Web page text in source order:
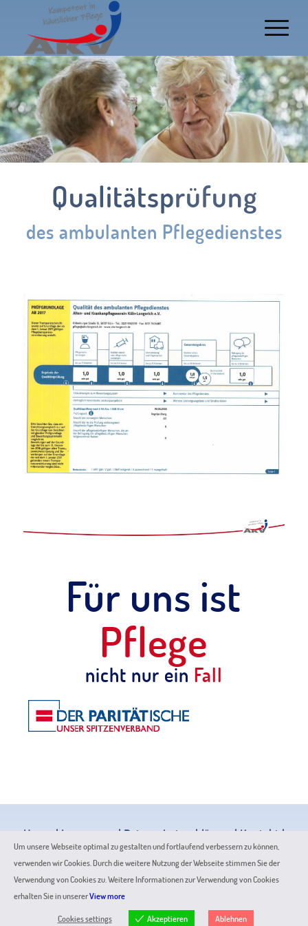
Qualitätsprüfung
des ambulanten Pflegedienstes
Für uns ist
Pflege
nicht nur ein Fall
Home | Impressum | Datenschutzerklärung | Kontakt |
Seite weiterempfehlen
Letzte Änderung: 27.05.2025 © Alten- und
Krankenpflegeverein Köln- Longerich e.V. 2020
Um unsere Webseite optimal zu gestalten und fortlaufend verbessern zu können,
verwenden wir Cookies. Durch die weitere Nutzung der Webseite stimmen Sie der
Verwendung von Cookies zu. Weitere Informationen zur Verwendung von Cookies
erhalten Sie in unsererView more
Cookies settings Akzeptieren Ablehnen